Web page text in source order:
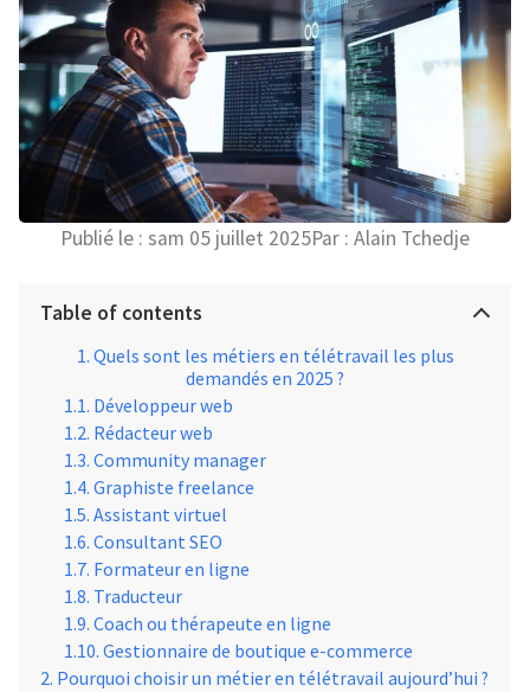
Publié le : sam 05 juillet 2025Par : Alain Tchedje
Table of contents
Quels sont les métiers en télétravail les plus
demandés en 2025 ?
Développeur web
Rédacteur web
Community manager
Graphiste freelance
Assistant virtuel
Consultant SEO
Formateur en ligne
Traducteur
Coach ou thérapeute en ligne
Gestionnaire de boutique e-commerce
Pourquoi choisir un métier en télétravail aujourd’hui ?